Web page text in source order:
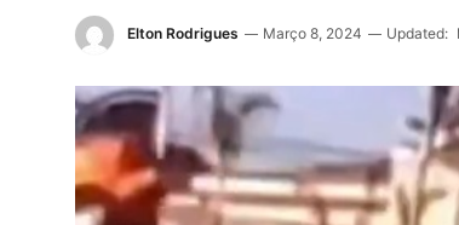
Elton Rodrigues Março 8, 2024 Updated: